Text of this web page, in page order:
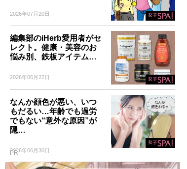
2026年07月20日
編集部のiHerb愛用者がセ
レクト。健康・美容のお
悩み別、鉄板アイテム…
2026年06月22日
なんか顔色が悪い、いつ
もだるい…年齢でも過労
でもない“意外な原因”が
隠…
2026年06月30日
PR